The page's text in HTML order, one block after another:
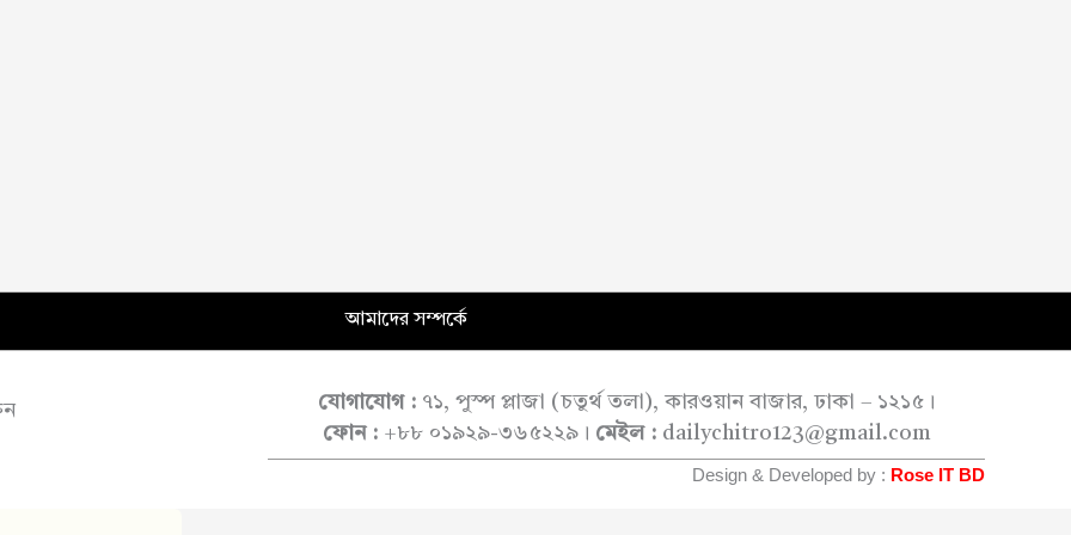
আমাদের সম্পর্কে
যোগাযোগ : ৭১, পুস্প প্লাজা (চতুর্থ তলা), কারওয়ান বাজার, ঢাকা – ১২১৫।
ফোন :+৮৮ ০১৯২৯-৩৬৫২২৯। মেইল :dailychitro123@gmail.com
Design & Developed by : Rose IT BD